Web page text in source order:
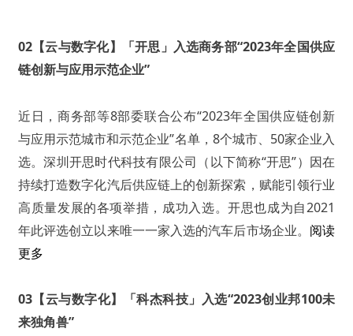
02【云与数字化】「开思」入选商务部“2023年全国供应
链创新与应用示范企业”
近日，商务部等8部委联合公布“2023年全国供应链创新
与应用示范城市和示范企业”名单，8个城市、50家企业入
选。深圳开思时代科技有限公司（以下简称“开思”）因在
持续打造数字化汽后供应链上的创新探索，赋能引领行业
高质量发展的各项举措，成功入选。开思也成为自2021
年此评选创立以来唯一一家入选的汽车后市场企业。 阅读
更多
03【云与数字化】「科杰科技」入选“2023创业邦100未
来独角兽”